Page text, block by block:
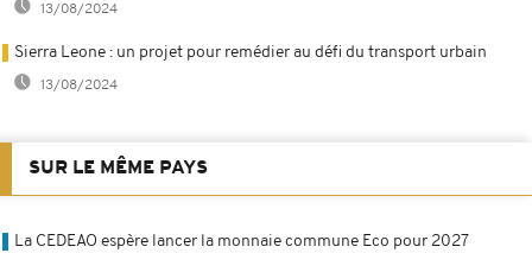
13/08/2024
Sierra Leone : un projet pour remédier au défi du transport urbain
13/08/2024
SUR LE MÊME PAYS
La CEDEAO espère lancer la monnaie commune Eco pour 2027